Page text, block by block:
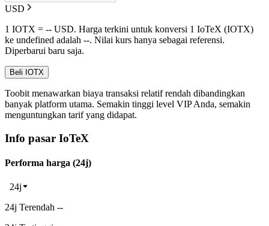
USD
1 IOTX = -- USD. Harga terkini untuk konversi 1 IoTeX (IOTX)
ke undefined adalah --. Nilai kurs hanya sebagai referensi.
Diperbarui baru saja.
Beli IOTX
Toobit menawarkan biaya transaksi relatif rendah dibandingkan
banyak platform utama. Semakin tinggi level VIP Anda, semakin
menguntungkan tarif yang didapat.
Info pasar IoTeX
Performa harga (24j)
24j
24j Terendah --